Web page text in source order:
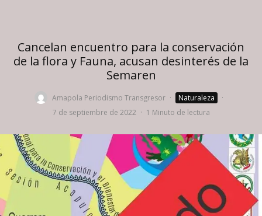
Cancelan encuentro para la conservación
de la flora y Fauna, acusan desinterés de la
Semaren
Amapola Periodismo Transgresor · Naturaleza
·
7 de septiembre de 2022 · 1 Minuto de lectura